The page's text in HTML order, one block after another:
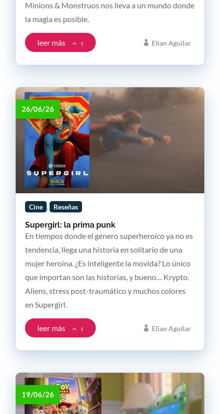
Elian Aguilar
Minions & Monstruos nos lleva a un mundo donde
la magia es posible.
leer más
Supergirl: la prima punk
Elian Aguilar
26/06/26
Cine Reseñas
En tiempos donde el género superheroíco ya no es
tendencia, llega una historia en solitario de una
mujer heroína. ¿Es inteligente la movida? Lo único
que importan son las historias, y bueno… Krypto.
Aliens, stress post-traumático y muchos colores
en Supergirl.
leer más
19/06/26